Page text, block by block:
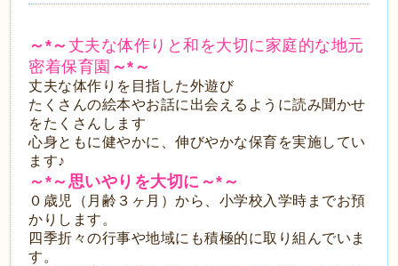
～*～ 丈夫な体作りと和を大切に家庭的な地元
密着保育園 ～*～
丈夫な体作りを目指した外遊び
たくさんの絵本やお話に出会えるように読み聞かせ
をたくさんします
心身ともに健やかに、伸びやかな保育を実施してい
ます♪
～*～思いやりを大切に～*～
０歳児（月齢３ヶ月）から、小学校入学時までお預
かりします。
四季折々の行事や地域にも積極的に取り組んでいま
す。